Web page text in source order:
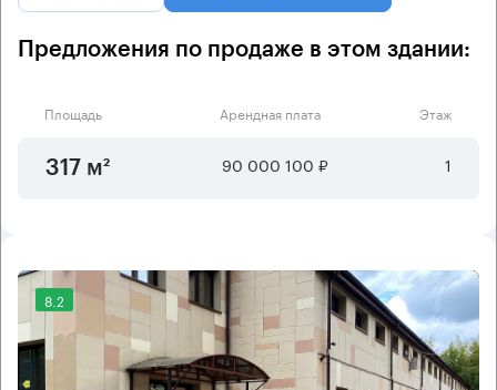
Предложения по продаже в этом здании:
Площадь Арендная плата Этаж
317 м² 90 000 100 ₽ 1
8.2